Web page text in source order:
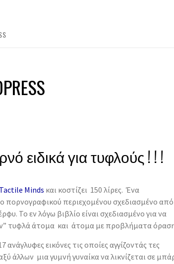
ειδικά για τυφλούς ! ! !
Tactile Minds και κοστίζει 150 λίρες. Ένα
περιεχομένου σχεδιασμένο από
Το εν λόγω βιβλίο είναι σχεδιασμένο για να
τυφλά άτομα και άτομα με προβλήματα
εικόνες τις οποίες αγγίζοντάς τες
άλλων μια γυμνή γυναίκα να λικνίζεται σε